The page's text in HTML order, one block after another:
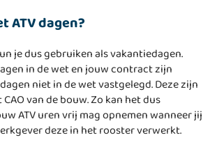
ATV dagen?
je dus gebruiken als vakantiedagen.
in de wet en jouw contract zijn
niet in de wet vastgelegd. Deze zijn
van de bouw. Zo kan het dus
ATV uren vrij mag opnemen wanneer jij
deze in het rooster verwerkt.